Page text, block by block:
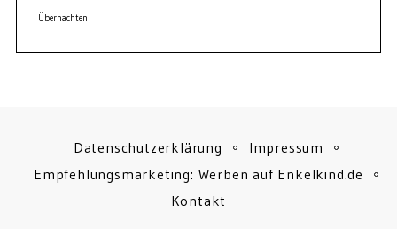
Übernachten
Datenschutzerklärung
Impressum
Empfehlungsmarketing: Werben auf Enkelkind.de
Kontakt